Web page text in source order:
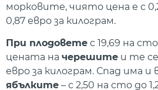
морковите, чиято цена е с
0,87 евро за килограм.
При плодовете с 19,69 на
цената на черешите и те
евро за килограм. Спад има и
ябълките – с 2,50 на сто до